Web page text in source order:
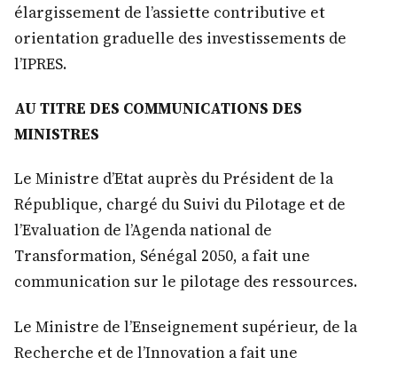
élargissement de l’assiette contributive et
orientation graduelle des investissements de
l’IPRES.
AU TITRE DES COMMUNICATIONS DES
MINISTRES
Le Ministre d’Etat auprès du Président de la
République, chargé du Suivi du Pilotage et de
l’Evaluation de l’Agenda national de
Transformation, Sénégal 2050, a fait une
communication sur le pilotage des ressources.
Le Ministre de l’Enseignement supérieur, de la
Recherche et de l’Innovation a fait une